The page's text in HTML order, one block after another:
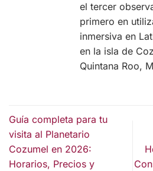
el tercer
primero en
inmersiva en
en la isla de
Quintana Roo,
Guía completa para tu
visita al Planetario
Cozumel en 2026:
Horarios, Precios y